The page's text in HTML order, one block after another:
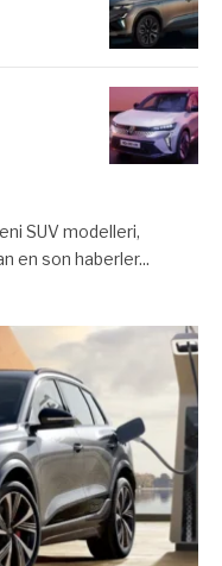
SUV modelleri,
en son haberler...